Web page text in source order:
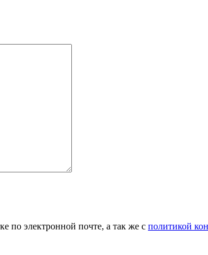
по электронной почте, а так же с политикой